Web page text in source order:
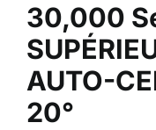
30,000
AUTO-
20°